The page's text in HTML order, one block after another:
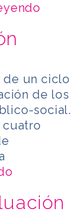
de un ciclo
de los
social.